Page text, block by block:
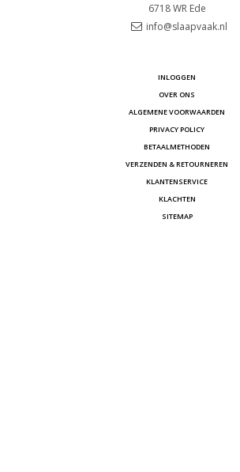
6718 WR Ede
info@slaapvaak.nl
INLOGGEN
OVER ONS
ALGEMENE VOORWAARDEN
PRIVACY POLICY
BETAALMETHODEN
VERZENDEN & RETOURNEREN
KLANTENSERVICE
KLACHTEN
SITEMAP